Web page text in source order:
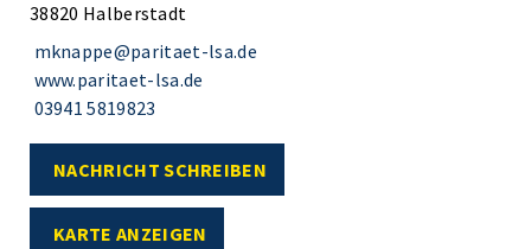
38820 Halberstadt
mknappe@paritaet-lsa.de
www.paritaet-lsa.de
03941 5819823
NACHRICHT SCHREIBEN
KARTE ANZEIGEN